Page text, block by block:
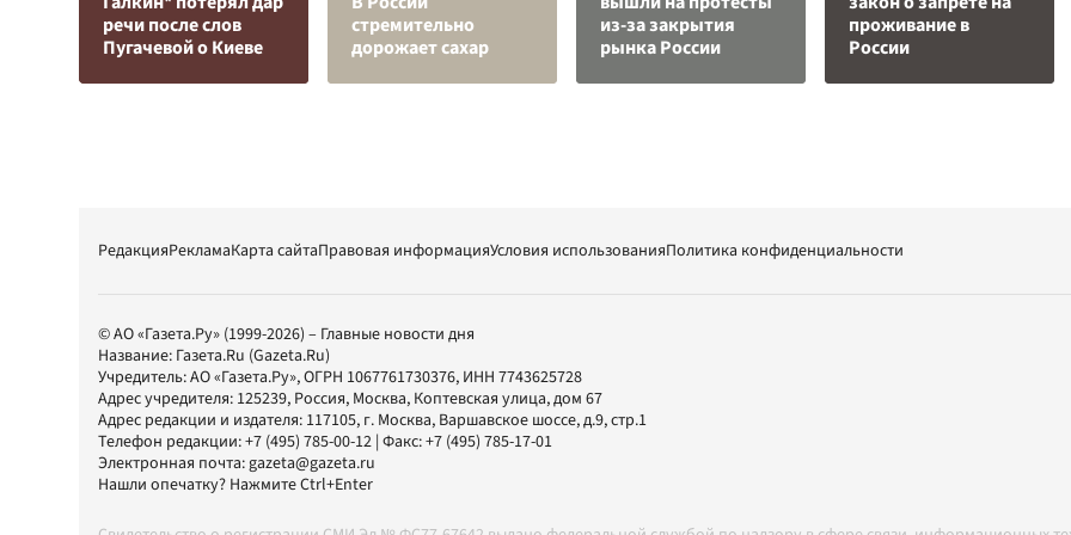
речи после слов
Пугачевой о Киеве
стремительно
дорожает сахар
из-за закрытия
рынка России
проживание в
России
РедакцияРекламаКарта сайтаПравовая информацияУсловия использованияПолитика конфиденциальности
© АО «Газета.Ру» (1999-2026) – Главные новости дня
Название: Газета.Ru (Gazeta.Ru)
Учредитель:АО «Газета.Ру», ОГРН 1067761730376, ИНН 7743625728
Адрес учредителя: 125239, Россия, Москва, Коптевская улица, дом 67
Адрес редакции и издателя: 117105, г. Москва, Варшавское шоссе, д.9, стр.1
Телефон редакции:+7 (495) 785-00-12 | Факс:+7 (495) 785-17-01
Электронная почта:gazeta@gazeta.ru
Нашли опечатку? Нажмите Ctrl+Enter